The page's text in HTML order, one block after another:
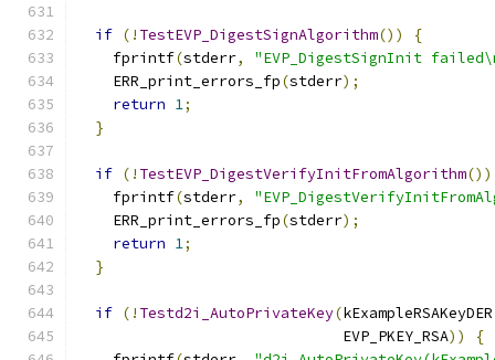
if (! TestEVP_DigestSignAlgorithm())
{
    fprintf
(stderr,
"EVP_DigestSignInit
    ERR_print_errors_fp
(stderr);
return 1;
}
if (! TestEVP_DigestVerifyInitFromAlgorithm())
    fprintf
(stderr,
    ERR_print_errors_fp
(stderr);
return 1;
}
if (! Testd2i_AutoPrivateKey(kExampleRSAKeyDER
                              EVP_PKEY_RSA
))
{